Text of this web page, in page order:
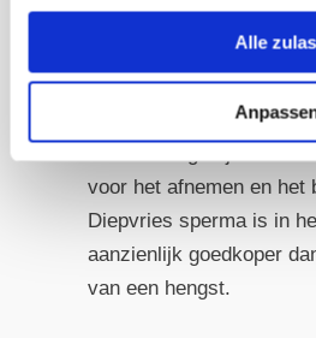
Alle
geval later onverwachte
aan het licht komen.
optie vóór een definitieve
castratiebeslissing met
voor het afnemen en het
Diepvries sperma is in
aanzienlijk goedkoper
van een hengst.